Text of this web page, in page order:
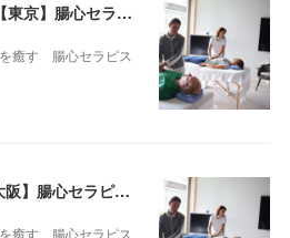
9/16（火）＆10/17（金）【東京】腸心セラピスト養成コース《２日間コース》開講決定
癒す 腸心セラピス
9/6（土）＆10/4（土）【大阪】腸心セラピスト養成コース《２日間コース》開講決定
癒す 腸心セラピス